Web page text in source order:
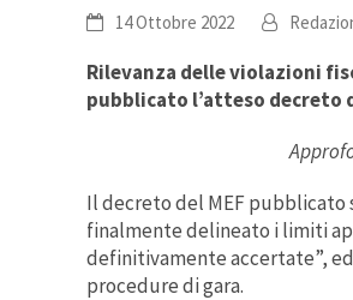
14 Ottobre 2022
Rilevanza delle violazioni
pubblicato l’atteso decreto
Il decreto del MEF pubblicato
finalmente delineato i limiti
definitivamente accertate”,
procedure di gara.